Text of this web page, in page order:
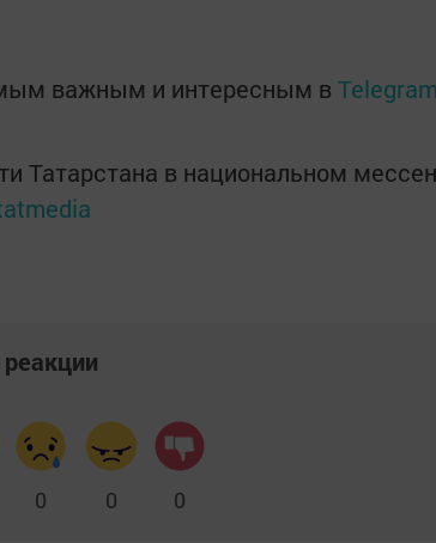
важным и интересным в
Татарстана в национальном
0 0 0